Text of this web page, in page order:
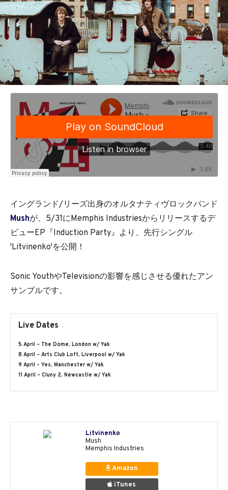
イングランド/リーズ出身のオルタナティヴロックバンド
Mushが、5/31にMemphis Industriesからリリースするデ
ビューEP『Induction Party』より、先行シングル
'Litvinenko'を公開！
Sonic YouthやTelevisionの影響を感じさせる優れたアン
サンブルです。
Live Dates
5 April – The Dome, London w/ Yak
8 April – Arts Club Loft, Liverpool w/ Yak
9 April – Yes, Manchester w/ Yak
11 April – Cluny 2, Newcastle w/ Yak
Litvinenko
Mush
Memphis Industries
Amazon
iTunes